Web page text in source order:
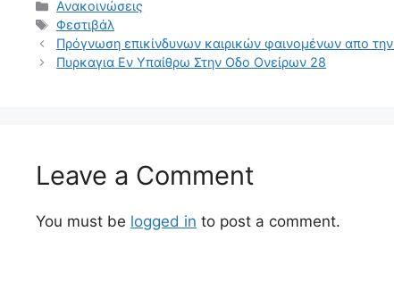
Ανακοινώσεις
Φεστιβάλ
Πρόγνωση επικίνδυνων καιρικών φαινομένων απο
Πυρκαγια Εν Υπαίθρω Στην Οδο Ονείρων 28
Leave a Comment
You must be logged in to post a comment.